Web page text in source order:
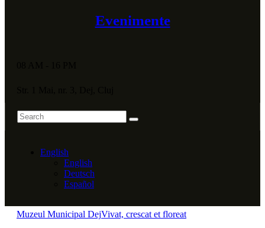
Evenimente
English
English
Deutsch
Español
Muzeul Municipal DejVivat, crescat et floreat